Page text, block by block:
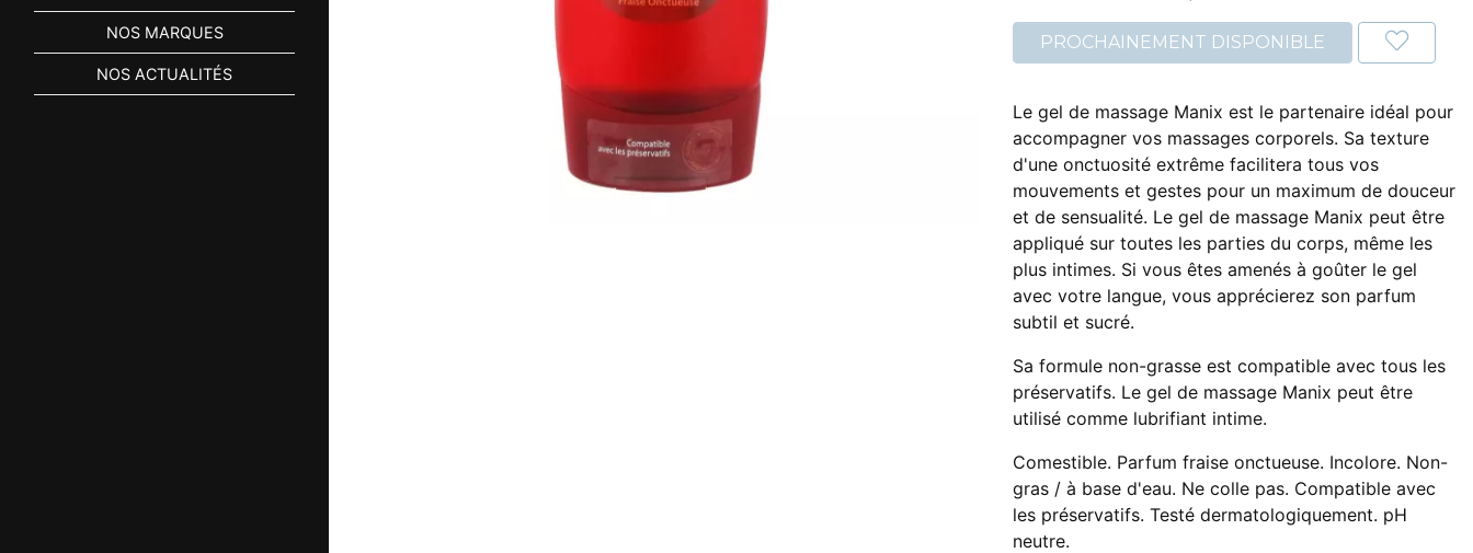
NOS MARQUES
NOS ACTUALITÉS
PROCHAINEMENT DISPONIBLE
Le gel de massage Manix est le partenaire idéal pour
accompagner vos massages corporels. Sa texture
d'une onctuosité extrême facilitera tous vos
mouvements et gestes pour un maximum de douceur
et de sensualité. Le gel de massage Manix peut être
appliqué sur toutes les parties du corps, même les
plus intimes. Si vous êtes amenés à goûter le gel
avec votre langue, vous apprécierez son parfum
subtil et sucré.
Sa formule non-grasse est compatible avec tous les
préservatifs. Le gel de massage Manix peut être
utilisé comme lubrifiant intime.
Comestible. Parfum fraise onctueuse. Incolore. Non-
gras / à base d'eau. Ne colle pas. Compatible avec
les préservatifs. Testé dermatologiquement. pH
neutre.